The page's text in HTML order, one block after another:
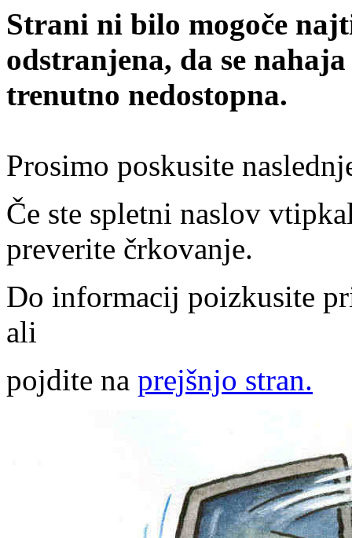
Strani ni bilo mogoče
odstranjena, da se
trenutno nedostopna.
Prosimo poskusite
Če ste spletni naslov
preverite črkovanje.
Do informacij poizkusite
ali
pojdite na prejšnjo stran.